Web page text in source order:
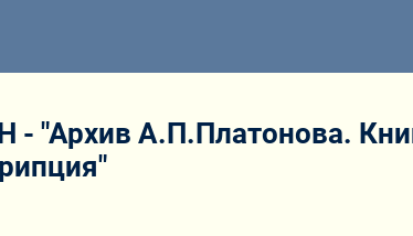
"Архив А.П.Платонова.